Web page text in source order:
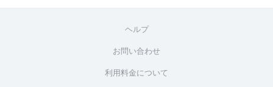
ヘルプ
お問い合わせ
利用料金について